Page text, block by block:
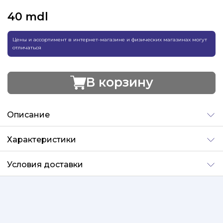
40 mdl
Цены и ассортимент в интернет-магазине и физических магазинах могут
отличаться
В корзину
Описание
Характеристики
Условия доставки